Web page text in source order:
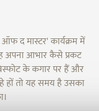
द मास्टर' कार्यक्रम में
अपना आभार कैसे प्रकट
के कगार पर हैं और
तो यह समय है उसका